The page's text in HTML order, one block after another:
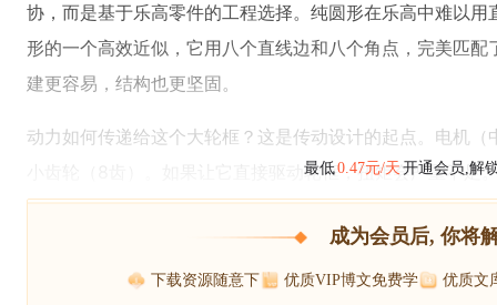
协，而是基于乐高零件的工程选择。纯圆形在乐高中难以
形的一个高效近似，它用八个直线边和八个角点，完美匹
建更容易，结构也更坚固。
动力如何传递给这个大轮框？这是传动设计的起点。电机
小齿轮（8齿）。如果让它直接驱动轮框，扭矩会严重不足
最低0.47元/天 开通会员,解
成为会员后, 你将
下载资源随意下 优质VIP博文免费学 优质文